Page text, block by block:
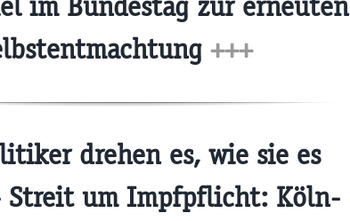
+++
drehen es, wie sie es
Streit um Impfpflicht: Köln-